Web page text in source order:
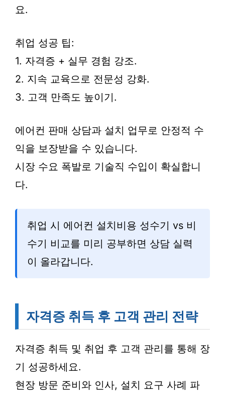
요.
취업 성공 팁:
1. 자격증 + 실무 경험 강조.
2. 지속 교육으로 전문성 강화.
3. 고객 만족도 높이기.
에어컨 판매 상담과 설치 업무로 안정적 수
익을 보장받을 수 있습니다.
시장 수요 폭발로 기술직 수입이 확실합니
다.
취업 시 에어컨 설치비용 성수기 vs 비
수기 비교를 미리 공부하면 상담 실력
이 올라갑니다.
자격증 취득 후 고객 관리 전략
자격증 취득 및 취업 후 고객 관리를 통해 장
기 성공하세요.
현장 방문 준비와 인사, 설치 요구 사례 파